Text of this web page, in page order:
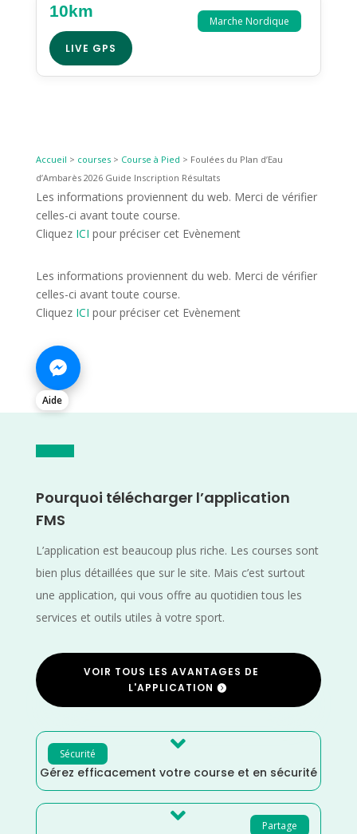
Marche Nordique
10km
LIVE GPS
Accueil > courses> Course à Pied > Foulées du Plan d’Eau
d’Ambarès 2026 Guide Inscription Résultats
Les informations proviennent du web. Merci de vérifier
celles-ci avant toute course.
Cliquez ICI pour préciser cet Evènement
Les informations proviennent du web. Merci de vérifier
celles-ci avant toute course.
Cliquez ICI pour préciser cet Evènement
Aide
Pourquoi télécharger l’application
FMS
L’application est beaucoup plus riche. Les courses sont
bien plus détaillées que sur le site. Mais c’est surtout
une application, qui vous offre au quotidien tous les
services et outils utiles à votre sport.
VOIR TOUS LES AVANTAGES DE
L'APPLICATION
Sécurité 
Gérez efficacement votre course et en sécurité
Partage
